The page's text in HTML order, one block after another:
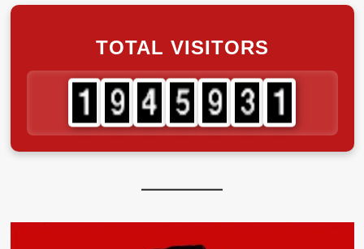
TOTAL VISITORS